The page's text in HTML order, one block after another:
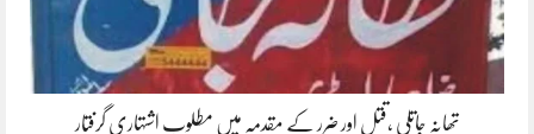
تھانہ جاتلی ،قتل اور ضرر کے مقدمہ میں مطلوب اشتہاری گرفتار